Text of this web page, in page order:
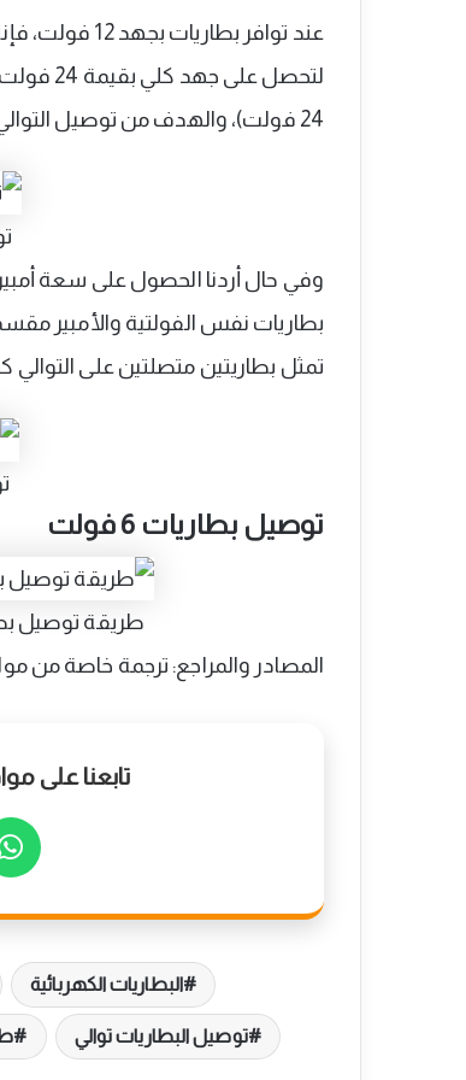
عند توافر
24 فولت)، والهدف من توصيل التوالي هو رفع الجهد الكلي فقط.
وفي حال أردنا الحصول على سعة
بطاريات نفس الفولتية والأمبير
تمثل بطاريتين متصلتين على
توصيل بطاريات 6 فولت
طريقة توصيل بطاريات 6 فولت
المصادر والمراجع: ترجمة خاصة من
تابعنا على
البطاريات الكهربائية
توصيل البطاريات توالي